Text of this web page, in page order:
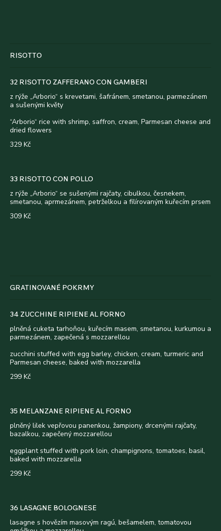
RISOTTO
32 RISOTTO ZAFFERANO CON GAMBERI
z rýže „Arborio“ s krevetami, šafránem, smetanou, parmezánem
a sušenými květy
“Arborio“ rice with shrimp, saffron, cream, Parmesan cheese and
dried flowers
329 Kč
33 RISOTTO CON POLLO
z rýže „Arborio“ se sušenými rajčaty, cibulkou, česnekem,
smetanou, aprmezánem, petrželkou a filírovaným kuřecím prsem
309 Kč
GRATINOVANÉ POKRMY
34 ZUCCHINE RIPIENE AL FORNO
plněná cuketa tarhoňou, kuřecím masem, smetanou, kurkumou a
parmezánem, zapečená s mozzarellou
zucchini stuffed with egg barley, chicken, cream, turmeric and
Parmesan cheese, baked with mozzarella
299 Kč
35 MELANZANE RIPIENE AL FORNO
plněný lilek vepřovou panenkou, žampiony, drcenými rajčaty,
bazalkou, zapečený mozzarellou
eggplant stuffed with pork loin, champignons, tomatoes, basil,
baked with mozzarella
299 Kč
36 LASAGNE BOLOGNESE
lasagne s hovězím masovým ragú, bešamelem, tomatovou